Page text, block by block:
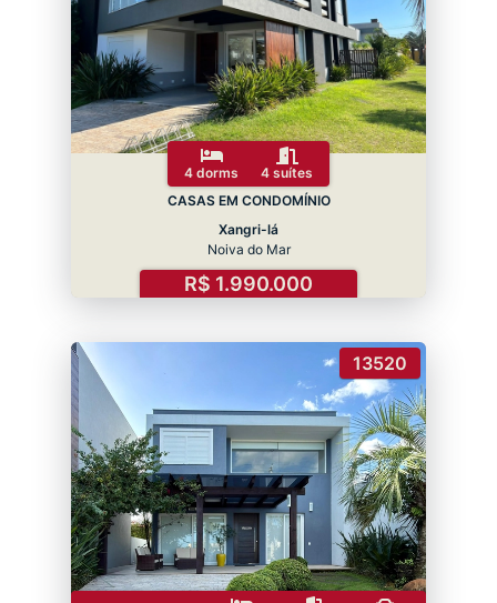
4 dorms
4 suítes
CASAS EM CONDOMÍNIO
Xangri-lá
Noiva do Mar
R$ 1.990.000
13520